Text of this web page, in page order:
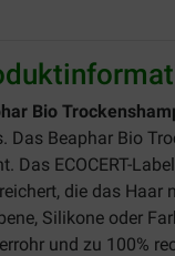
Bio
Das Beaphar Bio
Das ECOCERT-
die das Haar
Silikone oder
und zu 100%